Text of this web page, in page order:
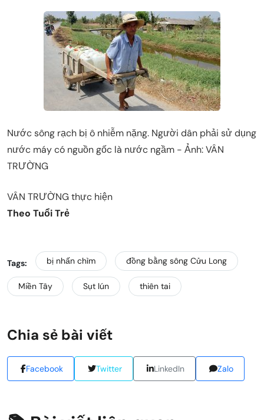
Nước sông rạch bị ô nhiễm nặng. Người dân phải sử dụng
nước máy có nguồn gốc là nước ngầm - Ảnh: VÂN
TRƯỜNG
VÂN TRƯỜNG thực hiện
Theo Tuổi Trẻ
Tags: bị nhấn chìm đồng bằng sông Cửu Long
Miền Tây Sụt lún thiên tai
Chia sẻ bài viết
Facebook Twitter LinkedIn Zalo